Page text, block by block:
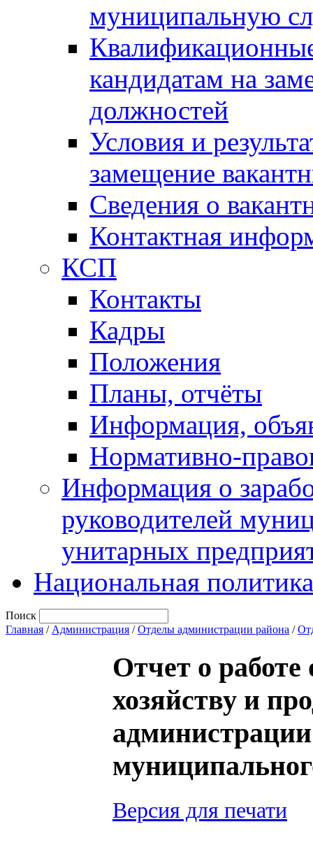
муниципальную
кандидатам на
должностей
Условия и
замещение
Сведения о
Контактная
КСП
Контакты
Кадры
Положения
Планы, отчёты
Информация,
Нормативно-
Информация о
руководителей
унитарных
Национальная политика
Поиск
Главная / Администрация /Отделы администрации района /
Отчет о работе
хозяйству и
Версия для печати